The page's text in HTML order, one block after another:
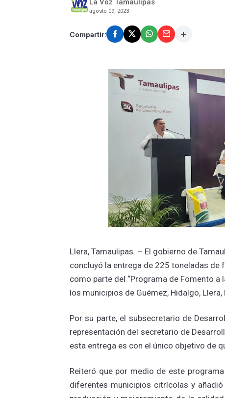
La Voz Tamaulipas
agosto 09, 2023
Compartir:
Llera, Tamaulipas. – El gobierno de
concluyó la entrega de 225 toneladas
como parte del “Programa de Fomento a
los municipios de Guémez, Hidalgo,
Por su parte, el subsecretario de
representación del secretario de
esta entrega es con el único objetivo de
Reiteró que por medio de este
diferentes municipios citrícolas y